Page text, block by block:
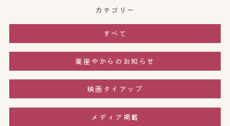
カテゴリー
すべて
楽座やからのお知らせ
映画タイアップ
メディア掲載